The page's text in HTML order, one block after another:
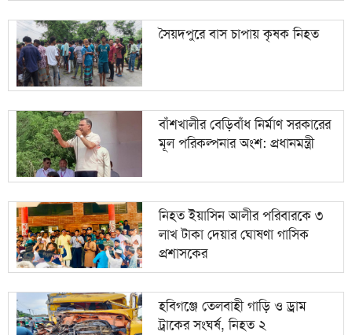
সৈয়দপুরে বাস চাপায় কৃষক নিহত
বাঁশখালীর বেড়িবাঁধ নির্মাণ সরকারের
মূল পরিকল্পনার অংশ: প্রধানমন্ত্রী
নিহত ইয়াসিন আলীর পরিবারকে ৩
লাখ টাকা দেয়ার ঘোষণা গাসিক
প্রশাসকের
হবিগঞ্জে তেলবাহী গাড়ি ও ড্রাম
ট্রাকের সংঘর্ষ, নিহত ২